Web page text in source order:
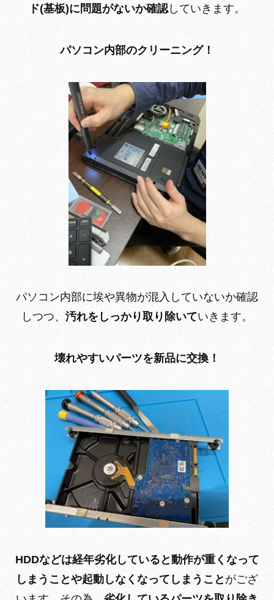
ド(基板)に問題がないか確認していきます。
パソコン内部のクリーニング！
パソコン内部に埃や異物が混入していないか確認
しつつ、 汚れをしっかり取り除いていきます。
壊れやすいパーツを新品に交換！
HDDなどは経年劣化していると動作が重くなって
しまうことや起動しなくなってしまうこと がござ